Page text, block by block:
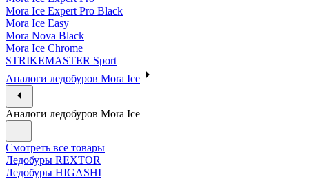
Mora Ice Expert Pro Black
Mora Ice Easy
Mora Nova Black
Mora Ice Chrome
STRIKEMASTER Sport
Аналоги ледобуров Mora Ice
Аналоги ледобуров Mora Ice
Смотреть все товары
Ледобуры REXTOR
Ледобуры HIGASHI